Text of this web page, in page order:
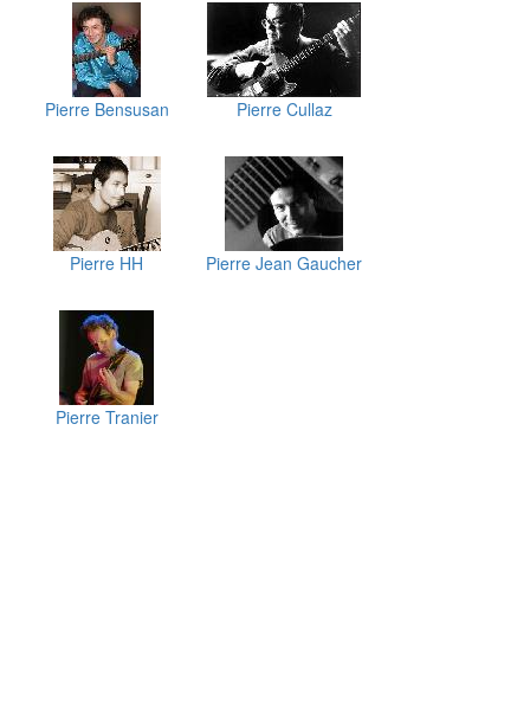
Pierre Bensusan Pierre Cullaz
Pierre HH Pierre Jean Gaucher
Pierre Tranier